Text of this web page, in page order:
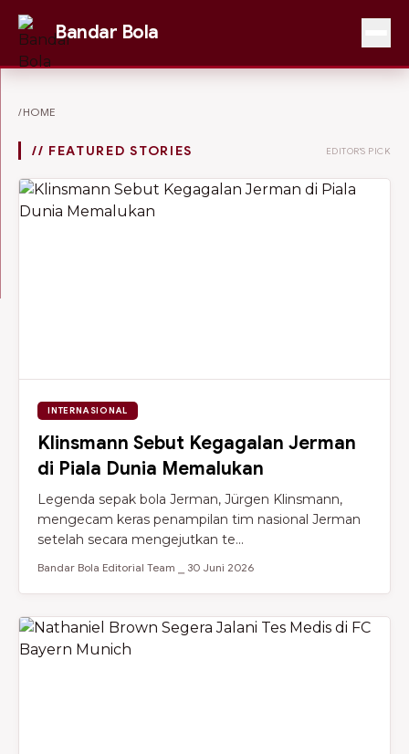
Bandar Bola
/HOME
// FEATURED STORIES EDITOR'S PICK
INTERNASIONAL
Klinsmann Sebut Kegagalan Jerman
di Piala Dunia Memalukan
Legenda sepak bola Jerman, Jürgen Klinsmann,
mengecam keras penampilan tim nasional Jerman
setelah secara mengejutkan te...
Bandar Bola Editorial Team ⎯ 30 Juni 2026